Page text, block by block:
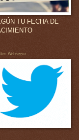
TU FECHA DE
Websegur